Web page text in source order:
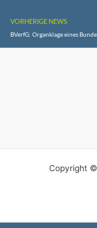
VORHERIGE NEWS
Copyright